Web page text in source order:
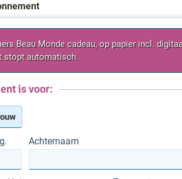
Beau Monde cadeau, op papier incl.
stopt automatisch.
is voor:
Achternaam